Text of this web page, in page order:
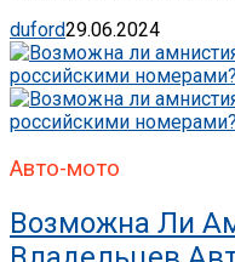
duford29.06.2024
Авто-мото
Возможна Ли